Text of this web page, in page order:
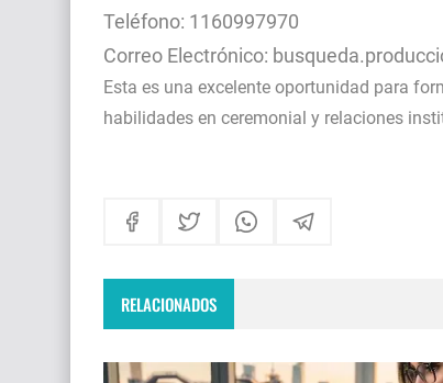
Teléfono: 1160997970
Correo Electrónico:
Esta es una excelente oportunidad para
habilidades en ceremonial y relaciones
RELACIONADOS